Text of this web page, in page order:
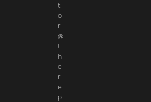
t
o
r
@
t
h
e
r
e
p